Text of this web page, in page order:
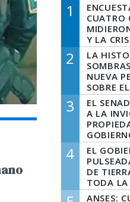
1
CUATRO
Y LA
2
LA
NUEVA
SOBRE
QUE
MARIDO
3
EL
A LA
LA LEY
4
EL
DE
TODA LA
DIGITAL
ANSES: